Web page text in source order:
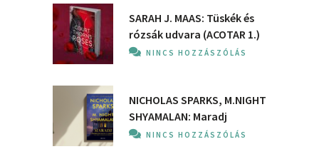
SARAH J. MAAS: Tüskék és
rózsák udvara (ACOTAR 1.)
NINCS HOZZÁSZÓLÁS
NICHOLAS SPARKS, M.NIGHT
SHYAMALAN: Maradj
NINCS HOZZÁSZÓLÁS